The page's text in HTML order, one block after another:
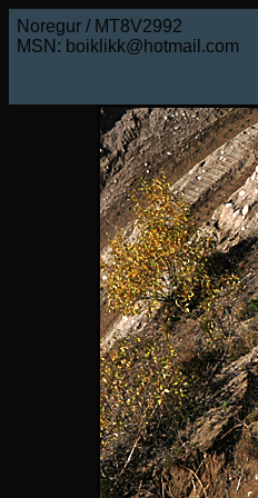
Noregur / MT8V2992
MSN: boiklikk@hotmail.com